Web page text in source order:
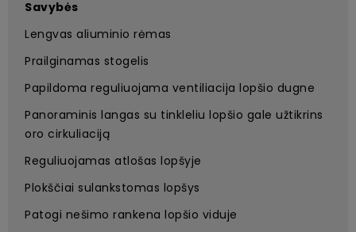
Savybės
Lengvas aliuminio rėmas
Prailginamas stogelis
Papildoma reguliuojama ventiliacija lopšio dugne
Panoraminis langas su tinkleliu lopšio gale užtikrins
oro cirkuliaciją
Reguliuojamas atlošas lopšyje
Plokščiai sulankstomas lopšys
Patogi nešimo rankena lopšio viduje